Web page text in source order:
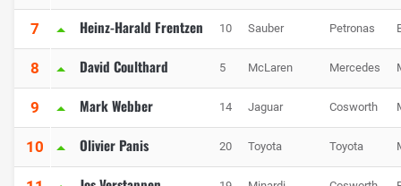
7 Heinz-Harald Frentzen 10 Sauber Petronas
8 David Coulthard 5 McLaren Mercedes
9 Mark Webber 14 Jaguar Cosworth
10 Olivier Panis 20 Toyota Toyota